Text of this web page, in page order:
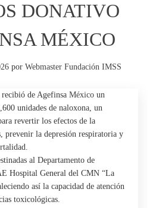
DONATIVO
MÉXICO
por Webmaster Fundación IMSS
de Agefinsa México un
unidades de naloxona, un
revertir los efectos de la
prevenir la depresión respiratoria y
al Departamento de
Hospital General del CMN “La
así la capacidad de atención
toxicológicas.